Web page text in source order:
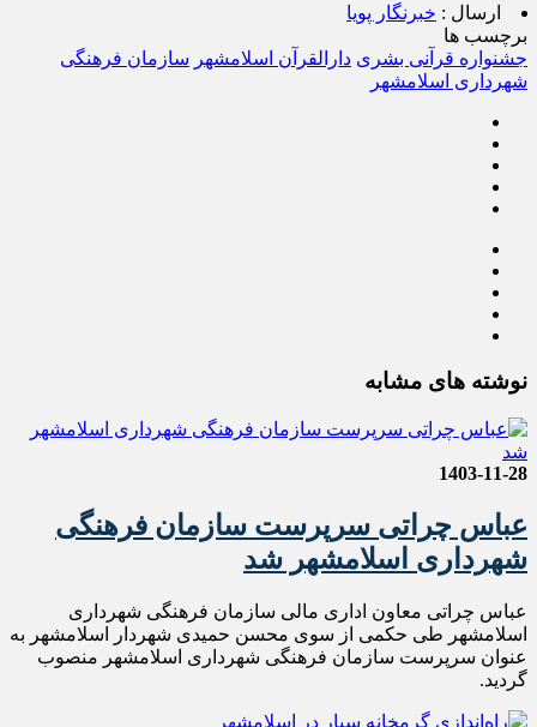
ارسال : خبرنگار پویا
برچسب ها
جشنواره قرآنی بشری دارالقرآن اسلامشهر سازمان فرهنگی
شهرداری اسلامشهر
نوشته های مشابه
1403-11-28
عباس چراتی سرپرست سازمان فرهنگی
شهرداری اسلامشهر شد
عباس چراتی معاون اداری مالی سازمان فرهنگی شهرداری
اسلامشهر طی حکمی از سوی محسن حمیدی شهردار اسلامشهر به
عنوان سرپرست سازمان فرهنگی شهرداری اسلامشهر منصوب
گردید.